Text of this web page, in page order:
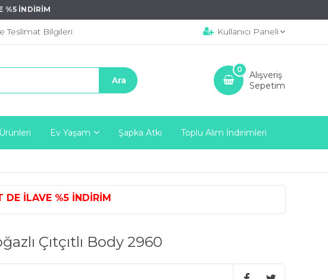
%5 İNDİRİM
Teslimat Bilgileri Kullanıcı Paneli
Alışveriş
Sepetim
0
Ev Yaşam Şapka Atkı Toplu Alım İndirimleri
%5 İNDİRİM
Çıtçıtlı Body 2960